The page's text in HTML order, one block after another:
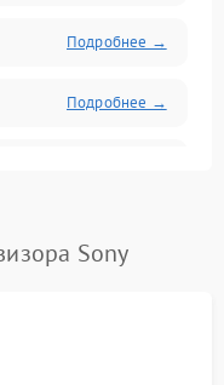
Подробнее →
Подробнее →
Sony